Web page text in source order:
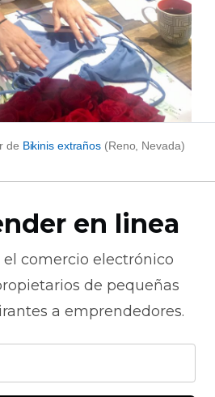
de Bikinis extraños (Reno, Nevada)
en linea
el comercio electrónico
de pequeñas
a emprendedores.